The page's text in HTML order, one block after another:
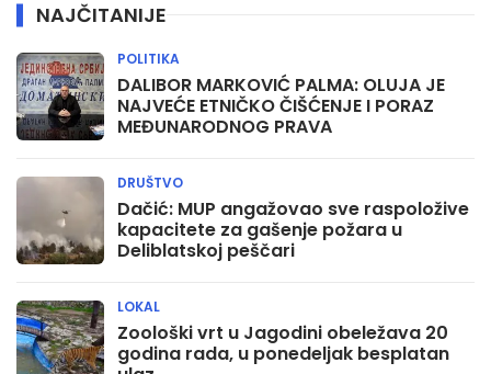
NAJČITANIJE
DALIBOR MARKOVIĆ PALMA: OLUJA JE
NAJVEĆE ETNIČKO ČIŠĆENJE I PORAZ
MEĐUNARODNOG PRAVA
POLITIKA
Dačić: MUP angažovao sve raspoložive
kapacitete za gašenje požara u
Deliblatskoj peščari
DRUŠTVO
Zoološki vrt u Jagodini obeležava 20
godina rada, u ponedeljak besplatan
LOKAL